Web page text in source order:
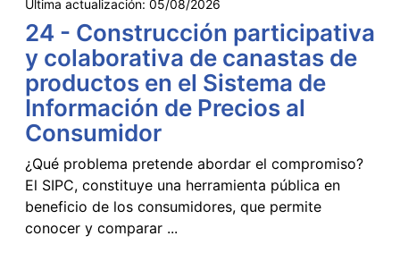
Última actualización: 05/08/2026
24 - Construcción participativa
y colaborativa de canastas de
productos en el Sistema de
Información de Precios al
Consumidor
¿Qué problema pretende abordar el compromiso?
El SIPC, constituye una herramienta pública en
beneficio de los consumidores, que permite
conocer y comparar ...